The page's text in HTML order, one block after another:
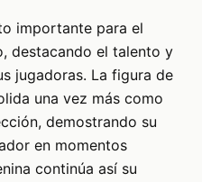
importante para el
destacando el talento y
jugadoras. La figura de
una vez más como
demostrando su
en momentos
continúa así su